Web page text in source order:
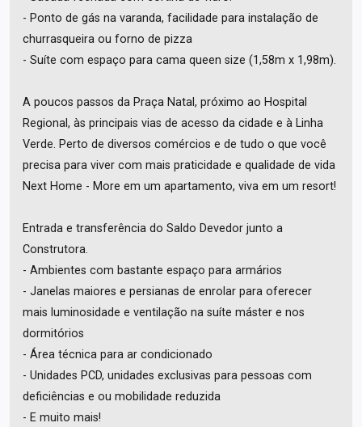
- Ponto de gás na varanda, facilidade para instalação de
churrasqueira ou forno de pizza
- Suíte com espaço para cama queen size (1,58m x 1,98m).
A poucos passos da Praça Natal, próximo ao Hospital
Regional, às principais vias de acesso da cidade e à Linha
Verde. Perto de diversos comércios e de tudo o que você
precisa para viver com mais praticidade e qualidade de vida
Next Home - More em um apartamento, viva em um resort!
Entrada e transferência do Saldo Devedor junto a
Construtora.
- Ambientes com bastante espaço para armários
- Janelas maiores e persianas de enrolar para oferecer
mais luminosidade e ventilação na suíte máster e nos
dormitórios
- Área técnica para ar condicionado
- Unidades PCD, unidades exclusivas para pessoas com
deficiências e ou mobilidade reduzida
- E muito mais!